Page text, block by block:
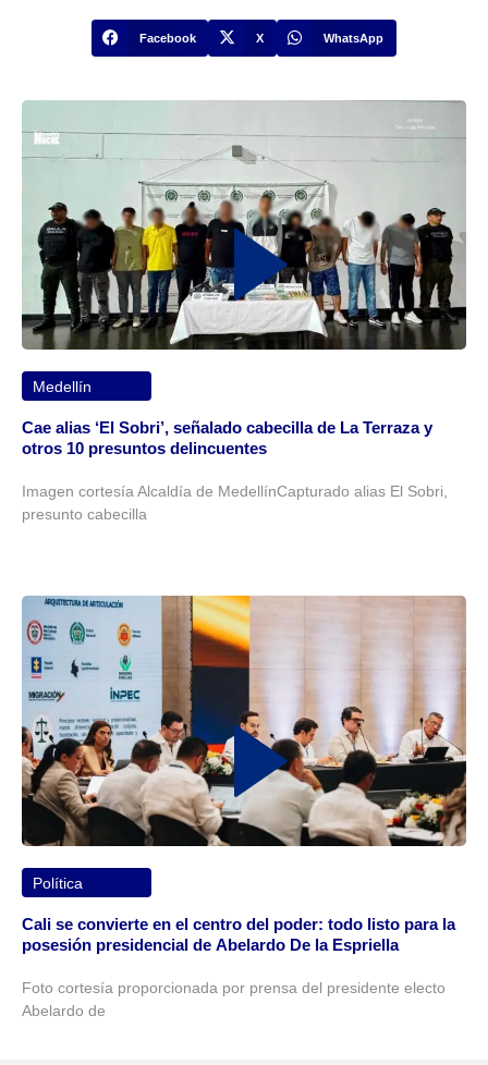
Facebook X WhatsApp
Medellín
Cae alias ‘El Sobri’, señalado cabecilla de La Terraza y
otros 10 presuntos delincuentes
Imagen cortesía Alcaldía de MedellínCapturado alias El Sobri,
presunto cabecilla
Política
Cali se convierte en el centro del poder: todo listo para la
posesión presidencial de Abelardo De la Espriella
Foto cortesía proporcionada por prensa del presidente electo
Abelardo de